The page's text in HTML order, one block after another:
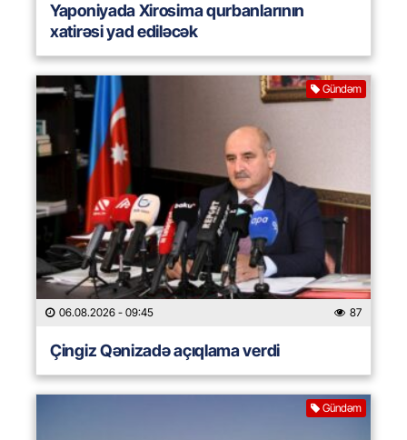
Yaponiyada Xirosima qurbanlarının
xatirəsi yad ediləcək
Gündəm
06.08.2026 - 09:45 87
Çingiz Qənizadə açıqlama verdi
Gündəm